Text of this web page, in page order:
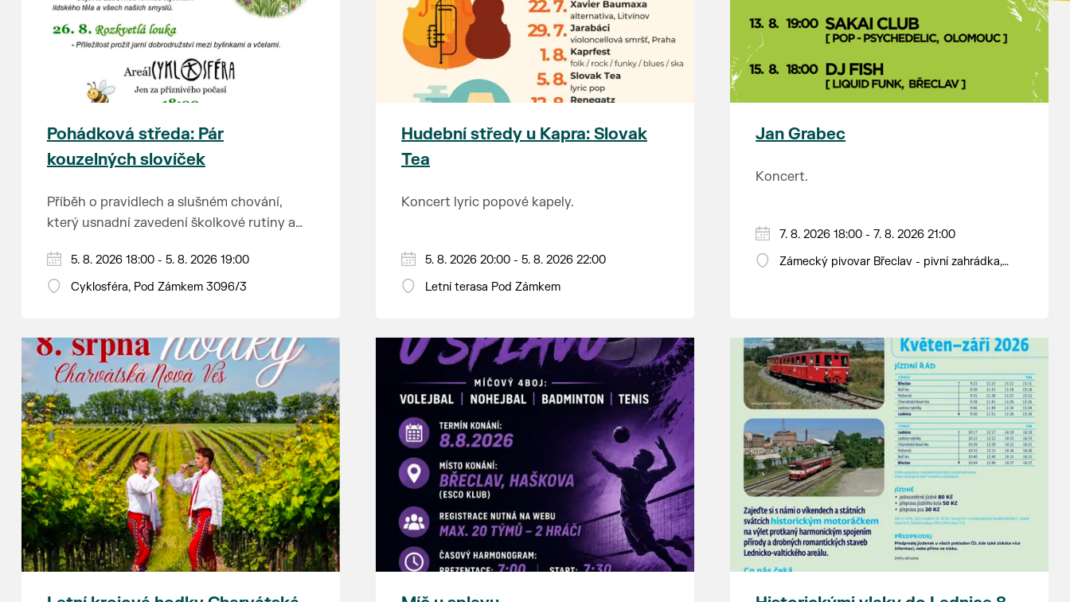
Pohádková středa: Pár
kouzelných slovíček
Příběh o pravidlech a slušném chování,
který usnadní zavedení školkové rutiny a
Hraje se jen za příznivého počasí.
Vstupné dobrovolné.
5. 8. 2026 18:00 - 5. 8. 2026 19:00
Cyklosféra, Pod Zámkem 3096/3
Hudební středy u Kapra: Slovak
Tea
Koncert lyric popové kapely.
5. 8. 2026 20:00 - 5. 8. 2026 22:00
Letní terasa Pod Zámkem
Jan Grabec
Koncert.
7. 8. 2026 18:00 - 7. 8. 2026 21:00
Zámecký pivovar Břeclav - pivní zahrádka,